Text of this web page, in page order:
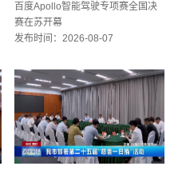
百度Apollo智能驾驶专项赛全国决
赛在苏开幕
发布时间：2026-08-07